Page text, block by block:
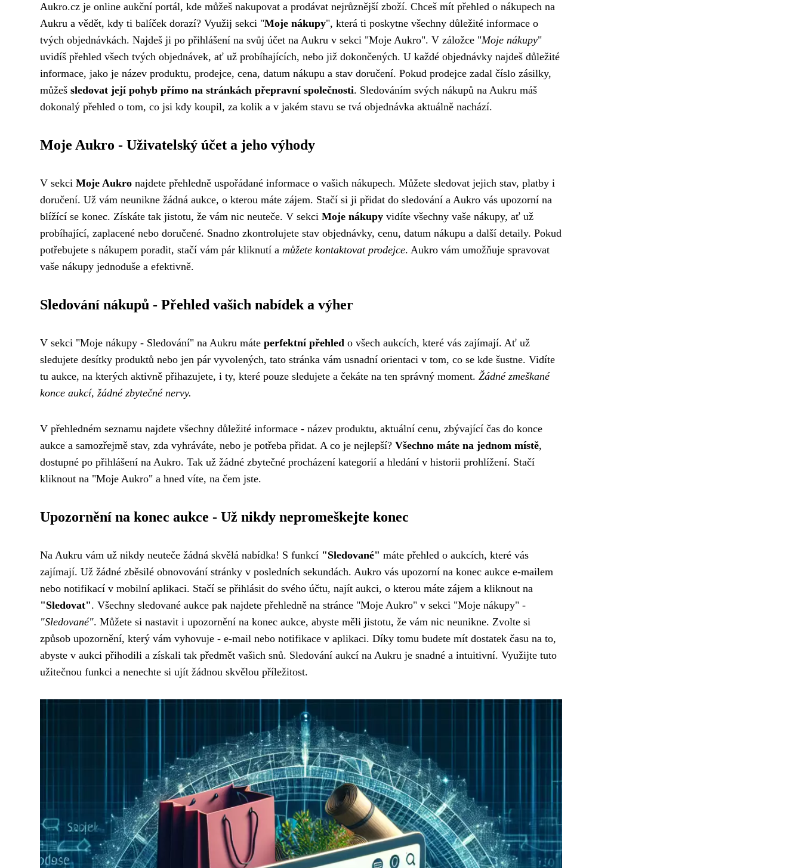
Aukro.cz je online aukční portál, kde můžeš nakupovat a prodávat nejrůznější zboží. Chceš mít přehled o nákupech na
Aukru a vědět, kdy ti balíček dorazí? Využij sekci "Moje nákupy", která ti poskytne všechny důležité informace o
tvých objednávkách. Najdeš ji po přihlášení na svůj účet na Aukru v sekci "Moje Aukro". V záložce "Moje nákupy"
uvidíš přehled všech tvých objednávek, ať už probíhajících, nebo již dokončených. U každé objednávky najdeš důležité
informace, jako je název produktu, prodejce, cena, datum nákupu a stav doručení. Pokud prodejce zadal číslo zásilky,
můžeš sledovat její pohyb přímo na stránkách přepravní společnosti. Sledováním svých nákupů na Aukru máš
dokonalý přehled o tom, co jsi kdy koupil, za kolik a v jakém stavu se tvá objednávka aktuálně nachází.
Moje Aukro - Uživatelský účet a jeho výhody
V sekci Moje Aukro najdete přehledně uspořádané informace o vašich nákupech. Můžete sledovat jejich stav, platby i
doručení. Už vám neunikne žádná aukce, o kterou máte zájem. Stačí si ji přidat do sledování a Aukro vás upozorní na
blížící se konec. Získáte tak jistotu, že vám nic neuteče. V sekci Moje nákupy vidíte všechny vaše nákupy, ať už
probíhající, zaplacené nebo doručené. Snadno zkontrolujete stav objednávky, cenu, datum nákupu a další detaily. Pokud
potřebujete s nákupem poradit, stačí vám pár kliknutí a můžete kontaktovat prodejce. Aukro vám umožňuje spravovat
vaše nákupy jednoduše a efektivně.
Sledování nákupů - Přehled vašich nabídek a výher
V sekci "Moje nákupy - Sledování" na Aukru máte perfektní přehled o všech aukcích, které vás zajímají. Ať už
sledujete desítky produktů nebo jen pár vyvolených, tato stránka vám usnadní orientaci v tom, co se kde šustne. Vidíte
tu aukce, na kterých aktivně přihazujete, i ty, které pouze sledujete a čekáte na ten správný moment. Žádné zmeškané
konce aukcí, žádné zbytečné nervy.
V přehledném seznamu najdete všechny důležité informace - název produktu, aktuální cenu, zbývající čas do konce
aukce a samozřejmě stav, zda vyhráváte, nebo je potřeba přidat. A co je nejlepší? Všechno máte na jednom místě,
dostupné po přihlášení na Aukro. Tak už žádné zbytečné procházení kategorií a hledání v historii prohlížení. Stačí
kliknout na "Moje Aukro" a hned víte, na čem jste.
Upozornění na konec aukce - Už nikdy nepromeškejte konec
Na Aukru vám už nikdy neuteče žádná skvělá nabídka! S funkcí "Sledované" máte přehled o aukcích, které vás
zajímají. Už žádné zběsilé obnovování stránky v posledních sekundách. Aukro vás upozorní na konec aukce e-mailem
nebo notifikací v mobilní aplikaci. Stačí se přihlásit do svého účtu, najít aukci, o kterou máte zájem a kliknout na
"Sledovat". Všechny sledované aukce pak najdete přehledně na stránce "Moje Aukro" v sekci "Moje nákupy" -
"Sledované". Můžete si nastavit i upozornění na konec aukce, abyste měli jistotu, že vám nic neunikne. Zvolte si
způsob upozornění, který vám vyhovuje - e-mail nebo notifikace v aplikaci. Díky tomu budete mít dostatek času na to,
abyste v aukci přihodili a získali tak předmět vašich snů. Sledování aukcí na Aukru je snadné a intuitivní. Využijte tuto
užitečnou funkci a nenechte si ujít žádnou skvělou příležitost.